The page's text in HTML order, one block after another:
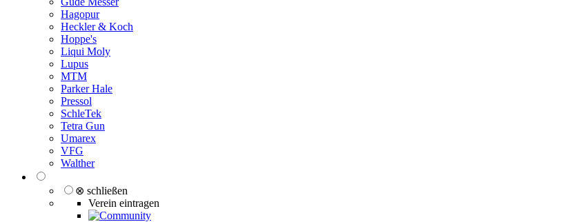
Hagopur
Heckler & Koch
Hoppe's
Liqui Moly
Lupus
MTM
Parker Hale
Pressol
SchleTek
Tetra Gun
Umarex
VFG
Walther
⊗ schließen
Verein eintragen